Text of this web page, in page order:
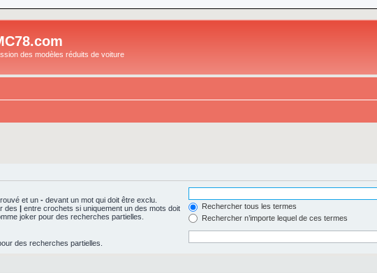
des modèles réduits de voiture
et un - devant un mot qui doit être exclu.
des | entre crochets si uniquement un des mots doit
joker pour des recherches partielles.
Rechercher tous les termes
Rechercher n’importe lequel de ces termes
des recherches partielles.